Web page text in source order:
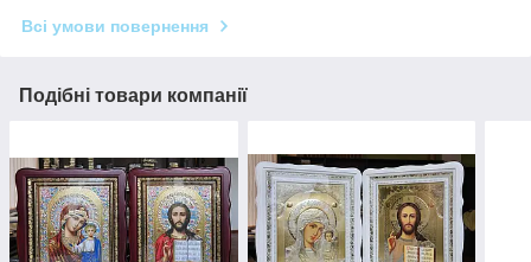
Всі умови повернення
Подібні товари компанії